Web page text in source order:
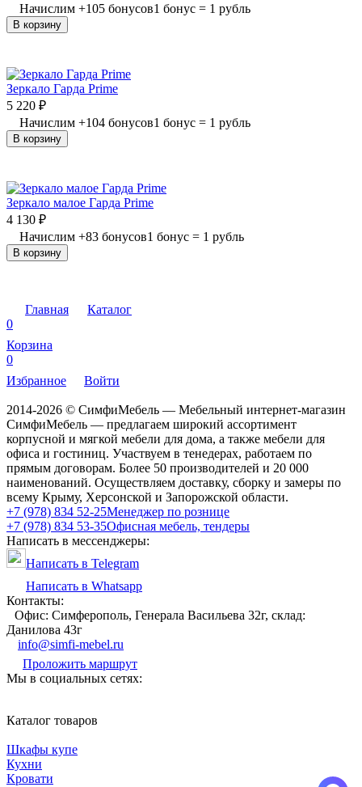
Начислим +105 бонусов1 бонус = 1 рубль
В корзину
Зеркало Гарда Prime
5 220 ₽
Начислим +104 бонусов1 бонус = 1 рубль
В корзину
Зеркало малое Гарда Prime
4 130 ₽
Начислим +83 бонусов1 бонус = 1 рубль
В корзину
Главная
Каталог
0
Корзина
0
Избранное
Войти
2014-2026 © СимфиМебель — Мебельный интернет-магазин
СимфиМебель — предлагаем широкий ассортимент
корпусной и мягкой мебели для дома, а также мебели для
офиса и гостиниц. Участвуем в тенедерах, работаем по
прямым договорам. Более 50 производителей и 20 000
наименований. Осуществляем доставку, сборку и замеры по
всему Крыму, Херсонской и Запорожской области.
+7 (978) 834 52-25Менеджер по рознице
+7 (978) 834 53-35Офисная мебель, тендеры
Написать в мессенджеры:
Написать в Telegram
Написать в Whatsapp
Контакты:
Офис: Симферополь, Генерала Васильева 32г, склад:
Данилова 43г
info@simfi-mebel.ru
Проложить маршрут
Мы в социальных сетях:
Каталог товаров
Шкафы купе
Кухни
Кровати